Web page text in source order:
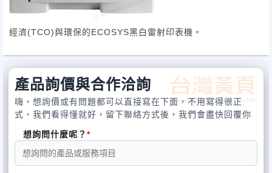
經濟(TCO)與環保的ECOSYS黑白雷射印表機。
產品詢價與合作洽詢
嗨，想詢價或有問題都可以直接寫在下面，不用寫得很正
式，我們看得懂就好，留下聯絡方式後，我們會盡快回覆你
想詢問什麼呢？